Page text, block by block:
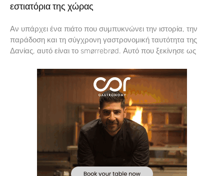
εστιατόρια της χώρας
Αν υπάρχει ένα πιάτο που συμπυκνώνει την ιστορία, την
παράδοση και τη σύγχρονη γαστρονομική ταυτότητα της
Δανίας, αυτό είναι το smørrebrød. Αυτό που ξεκίνησε ως